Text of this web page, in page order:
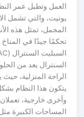
العمل وتطيل عمر
يونيت، والتي تشمل
المجمل، تمثل هذه
تحكمًا جيدًا في المناخ
السنترال يعد من
الراحة المنزلية،
يتكون هذا النظام
وأخرى خارجية،
المساحات الكبيرة